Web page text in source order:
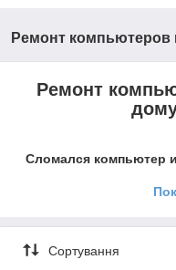
Ремонт компьютеров
Ремонт
Сломался компьютер
Компьютер заражен
вирусом? Были ли у вас
компьютера или сбои
Сортування